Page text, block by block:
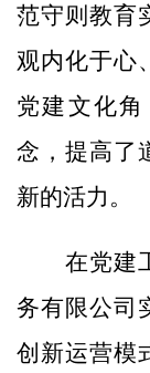
范守则教育
观内化于心
党建文化
念，提高了
新的活力。
在党建工
务有限公司
创新运营模